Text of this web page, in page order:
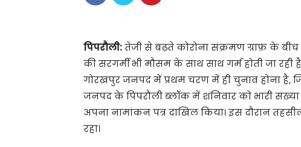
पिपरौली:तेजी से बढ़ते कोरोना संक्रमण ग्राफ़ के बीच
की सरगर्मी भी मौसम के साथ साथ गर्म होती जा
गोरखपुर जनपद में प्रथम चरण में ही चुनाव होना है,
जनपद के पिपरौली ब्लॉक में शनिवार को भारी संख्या
अपना नामांकन पत्र दाखिल किया। इस दौरान
रहा।